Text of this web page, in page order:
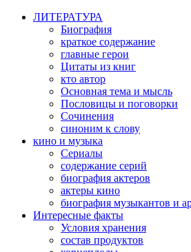
ЛИТЕРАТУРА
Биография
краткое содержание
главные герои
Цитаты из книг
кто автор
Основная тема и мысль
Пословицы и поговорки
Сочинения
синоним к слову
кино и музыка
Сериалы
содержание серий
биография актеров
актеры кино
биография музыкантов и
Интересные факты
Условия хранения
состав продуктов